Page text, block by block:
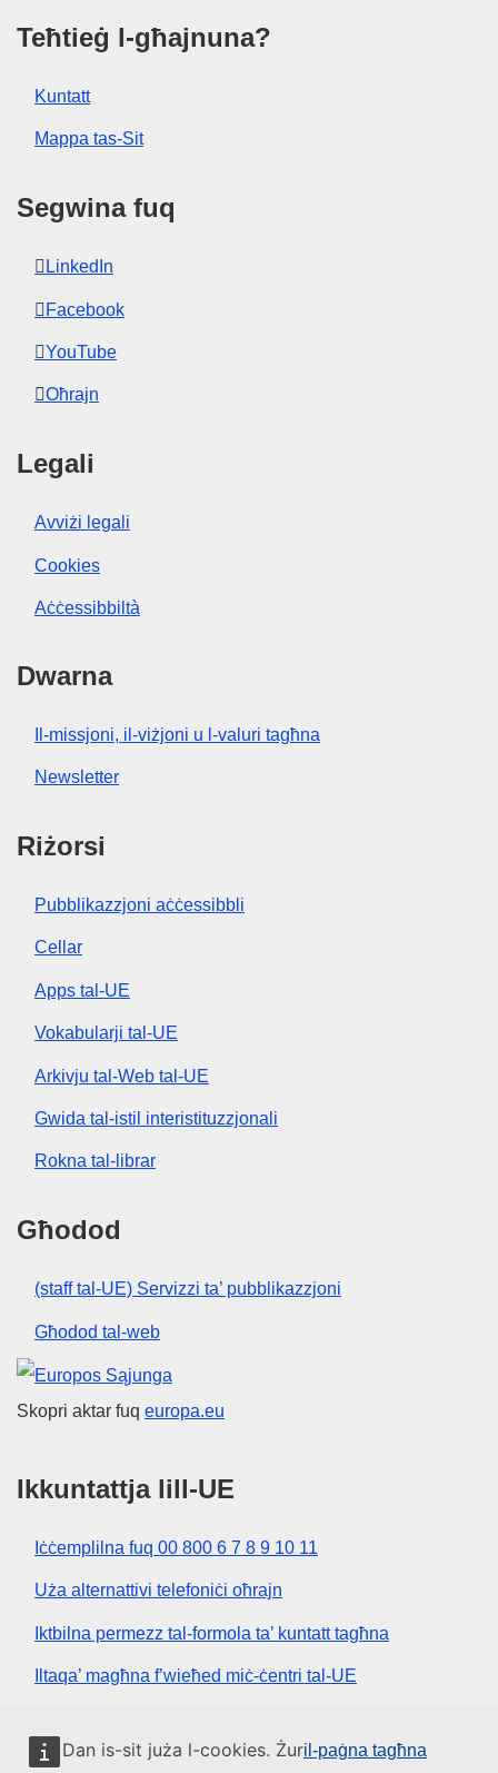
Dan is-sit juża l-cookies. Żuril-paġna tagħna
Teħtieġ l-għajnuna?
Kuntatt
Mappa tas-Sit
Segwina fuq
LinkedIn
Facebook
YouTube
Oħrajn
Legali
Avviżi legali
Cookies
Aċċessibbiltà
Dwarna
Il-missjoni, il-viżjoni u l-valuri tagħna
Newsletter
Riżorsi
Pubblikazzjoni aċċessibbli
Cellar
Apps tal-UE
Vokabularji tal-UE
Arkivju tal-Web tal-UE
Gwida tal-istil interistituzzjonali
Rokna tal-librar
Għodod
(staff tal-UE) Servizzi ta’ pubblikazzjoni
Għodod tal-web
Unjoni Ewropea
Skopri aktar fuq europa.eu
Ikkuntattja lill-UE
Iċċemplilna fuq 00 800 6 7 8 9 10 11
Uża alternattivi telefoniċi oħrajn
Iktbilna permezz tal-formola ta’ kuntatt tagħna
Iltaqa’ magħna f’wieħed miċ-ċentri tal-UE
Media soċjali